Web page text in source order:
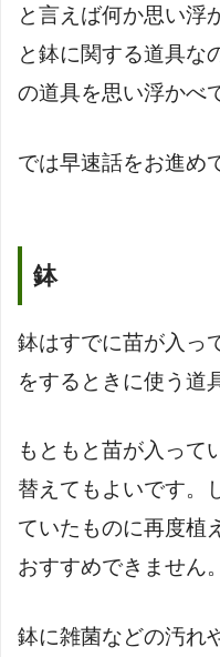
と言えば何か思い浮
と鉢に関する道具な
の道具を思い浮かべ
では早速話をお進め
鉢
鉢はすでに苗が入っ
をするときに使う道
もともと苗が入って
替えてもよいです。
ていたものに再度植
おすすめできません。
鉢に雑菌などの汚れ